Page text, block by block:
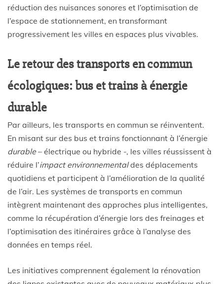
réduction des nuisances sonores et l’optimisation de
l’espace de stationnement, en transformant
progressivement les villes en espaces plus vivables.
Le retour des transports en commun
écologiques: bus et trains à énergie
durable
Par ailleurs, les transports en commun se réinventent.
En misant sur des bus et trains fonctionnant à l’énergie
durable– électrique ou hybride -, les villes réussissent à
réduire l’impact environnementaldes déplacements
quotidiens et participent à l’amélioration de la qualité
de l’air. Les systèmes de transports en commun
intègrent maintenant des approches plus intelligentes,
comme la récupération d’énergie lors des freinages et
l’optimisation des itinéraires grâce à l’analyse des
données en temps réel.
Les initiatives comprennent également la rénovation